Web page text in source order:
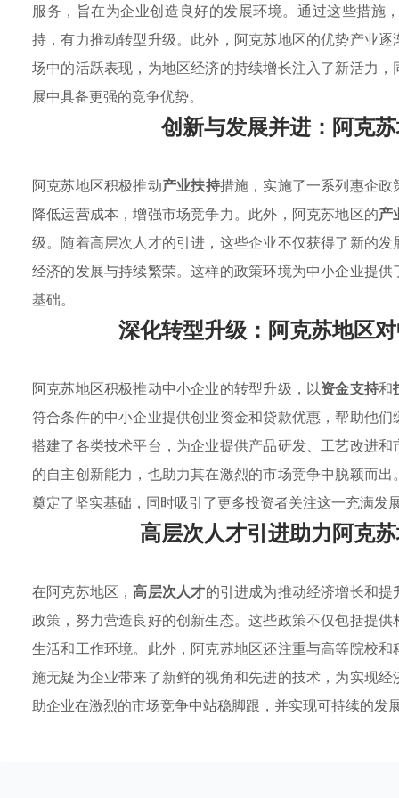
服务，旨在为企业创造良好的发展环境。通过这些措施
持，有力推动转型升级。此外，阿克苏地区的优势产业
场中的活跃表现，为地区经济的持续增长注入了新活力
展中具备更强的竞争优势。
创新与发展并进：阿克
阿克苏地区积极推动产业扶持措施，实施了一系列惠企
降低运营成本，增强市场竞争力。此外，阿克苏地区的产
级。随着高层次人才的引进，这些企业不仅获得了新的
经济的发展与持续繁荣。这样的政策环境为中小企业提
基础。
深化转型升级：阿克苏地区
阿克苏地区积极推动中小企业的转型升级，以资金支持和
符合条件的中小企业提供创业资金和贷款优惠，帮助他
搭建了各类技术平台，为企业提供产品研发、工艺改进
的自主创新能力，也助力其在激烈的市场竞争中脱颖而
奠定了坚实基础，同时吸引了更多投资者关注这一充满发
高层次人才引进助力阿克
在阿克苏地区，高层次人才的引进成为推动经济增长和
政策，努力营造良好的创新生态。这些政策不仅包括提供
生活和工作环境。此外，阿克苏地区还注重与高等院校
施无疑为企业带来了新鲜的视角和先进的技术，为实现
助企业在激烈的市场竞争中站稳脚跟，并实现可持续的发